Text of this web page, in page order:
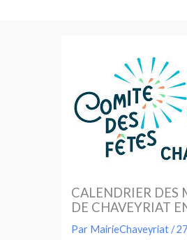
CALENDRIER DES
DE CHAVEYRIAT
Par MairieChaveyriat/